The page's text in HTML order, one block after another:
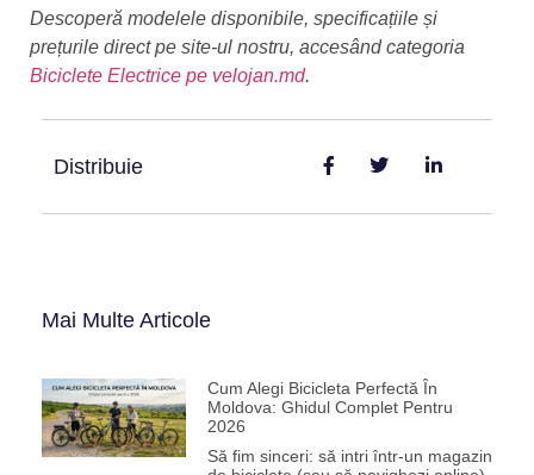
Descoperă modelele disponibile, specificațiile și
prețurile direct pe site-ul nostru, accesând categoria
Biciclete Electrice pe velojan.md.
Distribuie
Mai Multe Articole
Cum Alegi Bicicleta Perfectă În
Moldova: Ghidul Complet Pentru
2026
Să fim sinceri: să intri într-un magazin